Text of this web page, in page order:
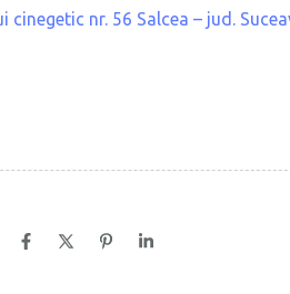
cinegetic nr. 56 Salcea – jud.